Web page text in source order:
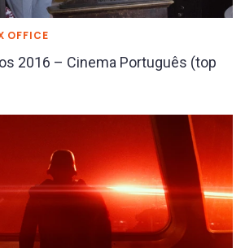
OFFICE
2016 – Cinema Português (top